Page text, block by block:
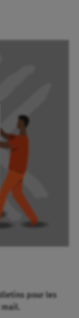
pour les